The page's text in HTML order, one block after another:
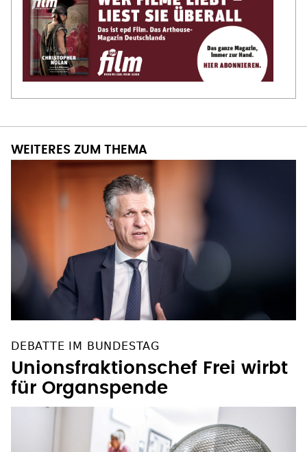
WEITERES ZUM THEMA
DEBATTE IM BUNDESTAG
Unionsfraktionschef Frei wirbt
für Organspende